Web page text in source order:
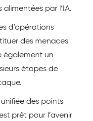
par l’IA.
d’opérations
des menaces
également un
étapes de
des points
prêt pour l’avenir